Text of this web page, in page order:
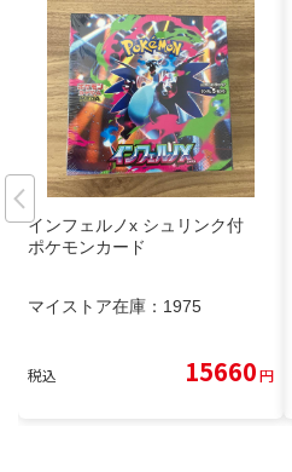
インフェルノx シュリンク付
ポケモンカード
マイストア在庫： 1975
税込 15660円